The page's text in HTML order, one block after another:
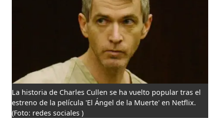
La historia de Charles Cullen se ha vuelto popular tras el
estreno de la película 'El Ángel de la Muerte' en Netflix.
(Foto: redes sociales )